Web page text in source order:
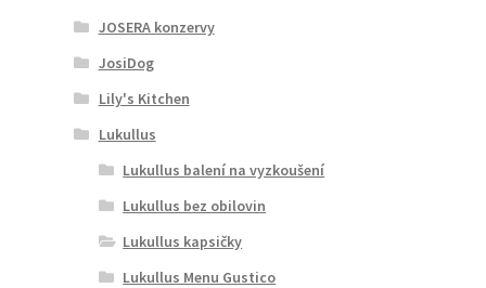
JOSERA konzervy
JosiDog
Lily's Kitchen
Lukullus
Lukullus balení na vyzkoušení
Lukullus bez obilovin
Lukullus kapsičky
Lukullus Menu Gustico